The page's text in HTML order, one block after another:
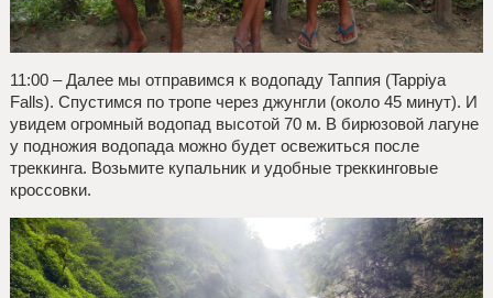
11:00 – Далее мы отправимся к водопаду Таппия (Tappiya
Falls). Спустимся по тропе через джунгли (около 45 минут). И
увидем огромный водопад высотой 70 м. В бирюзовой лагуне
у подножия водопада можно будет освежиться после
треккинга. Возьмите купальник и удобные треккинговые
кроссовки.